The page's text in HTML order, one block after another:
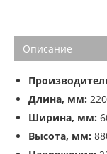
Описание
Длина, мм:
Ширина, мм:
Высота, мм: